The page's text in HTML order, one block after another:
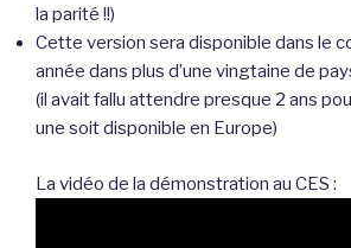
la parité !!)
Cette version sera disponible dans le
année dans plus d’une vingtaine de
(il avait fallu attendre presque 2 ans
une soit disponible en Europe)
La vidéo de la démonstration au CES :